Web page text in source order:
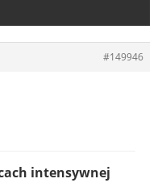
#149946
intensywnej